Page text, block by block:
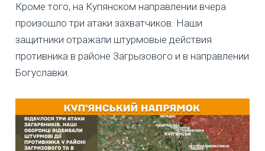
Кроме того, на Купянском направлении вчера
произошло три атаки захватчиков. Наши
защитники отражали штурмовые действия
противника в районе Загрызового и в направлении
Богуславки.